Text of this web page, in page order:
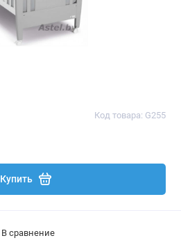
Код товара: G255
Купить
В сравнение